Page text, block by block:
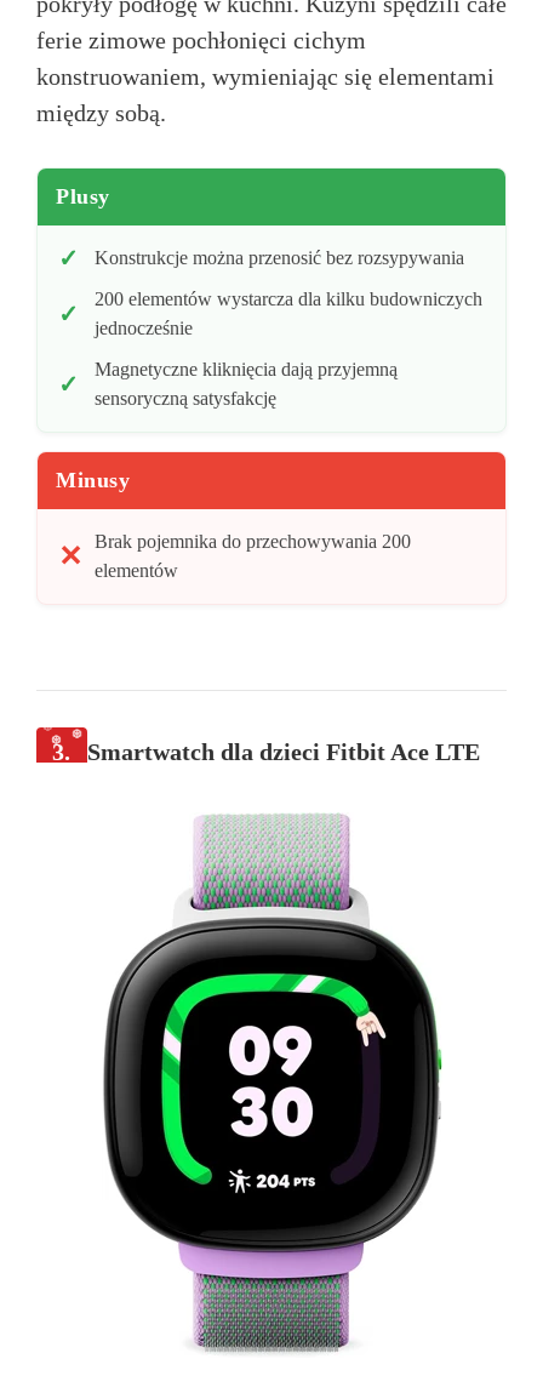
ferie zimowe pochłonięci cichym
konstruowaniem, wymieniając się elementami
między sobą.
Plusy
Konstrukcje można przenosić bez rozsypywania
200 elementów wystarcza dla kilku budowniczych
jednocześnie
Magnetyczne kliknięcia dają przyjemną
sensoryczną satysfakcję
Minusy
Brak pojemnika do przechowywania 200
elementów
3. Smartwatch dla dzieci Fitbit Ace LTE